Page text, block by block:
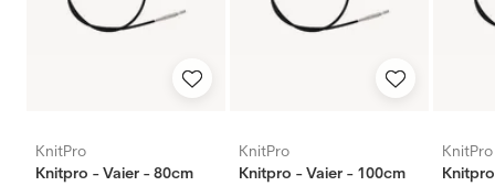
KnitPro
Knitpro - Vaier - 80cm
KnitPro
Knitpro - Vaier - 100cm
KnitPro